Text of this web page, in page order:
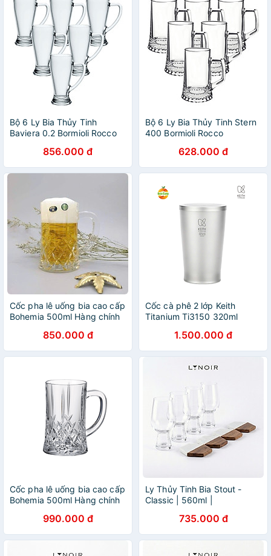
Bộ 6 Ly Bia Thủy Tinh
Baviera 0.2 Bormioli Rocco
856.000 đ
Bộ 6 Ly Bia Thủy Tinh Stern
400 Bormioli Rocco
628.000 đ
Cốc pha lê uống bia cao cấp
Bohemia 500ml Hàng chính
850.000 đ
Cốc cà phê 2 lớp Keith
Titanium Ti3150 320ml
1.500.000 đ
Cốc pha lê uống bia cao cấp
Bohemia 500ml Hàng chính
990.000 đ
Ly Thủy Tinh Bia Stout -
Classic | 560ml |
735.000 đ